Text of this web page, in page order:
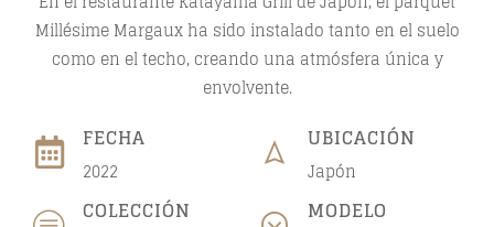
Millésime Margaux ha sido instalado tanto en el suelo
como en el techo, creando una atmósfera única y
envolvente.
FECHA
2022
UBICACIÓN
Japón
COLECCIÓN MODELO